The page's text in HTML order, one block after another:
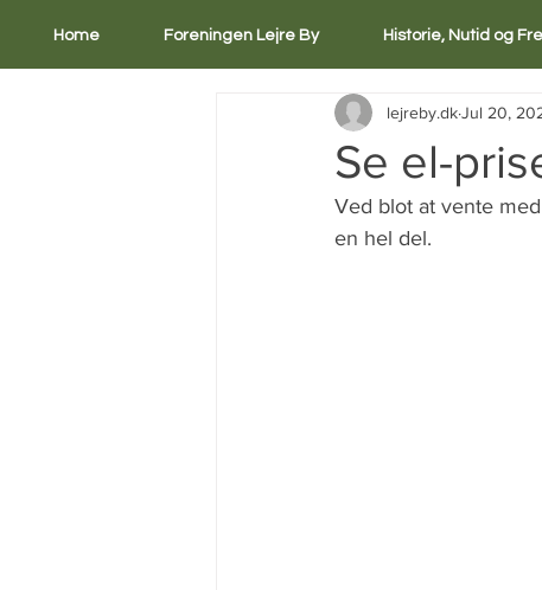
Home Foreningen Lejre By Historie, Nutid og
Se el-
lejreby.dkJul 20,
Ved blot at vente
en hel del.